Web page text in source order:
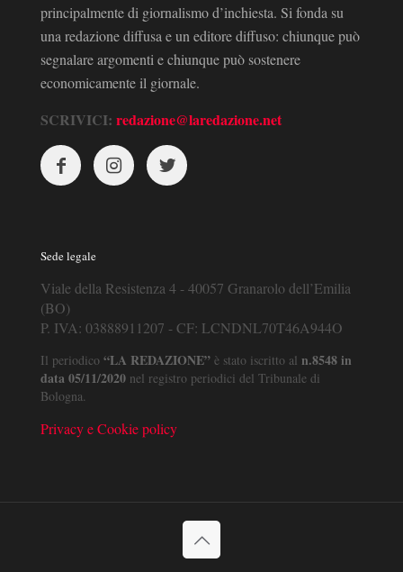
principalmente di giornalismo d’inchiesta. Si fonda su
una redazione diffusa e un editore diffuso: chiunque può
segnalare argomenti e chiunque può sostenere
economicamente il giornale.
SCRIVICI: redazione@laredazione.net
Sede legale
Viale della Resistenza 4 - 40057 Granarolo dell’Emilia
(BO)
P. IVA: 03888911207 - CF: LCNDNL70T46A944O
Il periodico “LA REDAZIONE” è stato iscritto al n.8548 in
data 05/11/2020 nel registro periodici del Tribunale di
Bologna.
Privacy e Cookie policy